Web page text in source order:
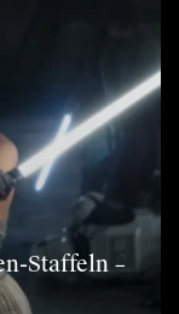
Staffeln –